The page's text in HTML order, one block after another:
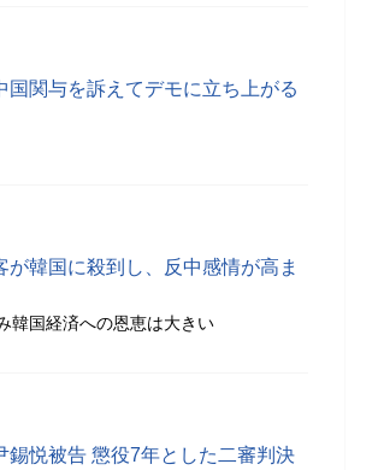
関与を訴えてデモに立ち上がる
韓国に殺到し、反中感情が高ま
韓国経済への恩恵は大きい
悦被告 懲役7年とした二審判決